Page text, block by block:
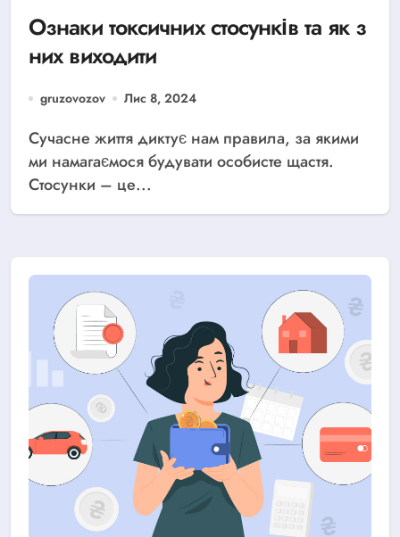
Ознаки токсичних стосунків та як з
них виходити
gruzovozov Лис 8, 2024
Сучасне життя диктує нам правила, за якими
ми намагаємося будувати особисте щастя.
Стосунки – це...